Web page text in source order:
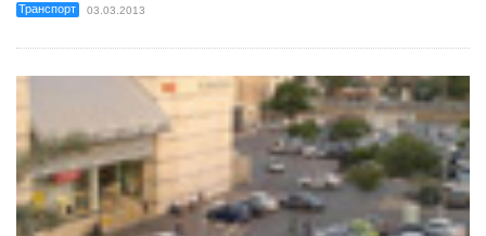
Транспорт 03.03.2013